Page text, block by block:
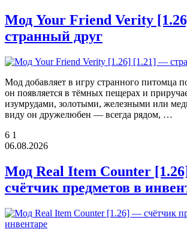
Мод Your Friend Verity
странный друг
Мод добавляет в игру странного питомца
он появляется в тёмных пещерах и
изумрудами, золотыми, железными или
виду он дружелюбен — всегда рядом, …
6 1
06.08.2026
Мод Real Item Counter
счётчик предметов в